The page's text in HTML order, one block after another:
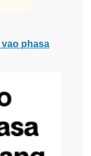
vao phasa